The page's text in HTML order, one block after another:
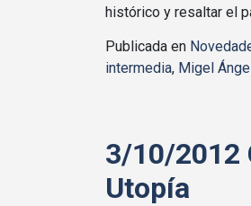
histórico y resaltar el
Publicada en
intermedia, Migel
3/10/2012
Utopía